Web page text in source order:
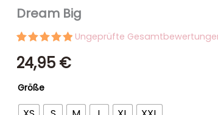
Dream Big
mit
5.00
von 5,
auf
Ungeprüfte
24,95 €
Größe